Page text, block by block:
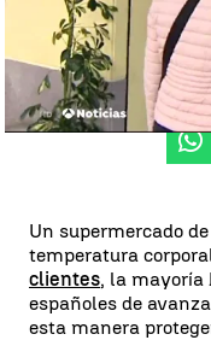
Antena 3 Deportes
Actualizado:
02 de
Publicado:02 de abril
Un supermercado
temperatura
clientes, la mayoría
españoles de
esta manera